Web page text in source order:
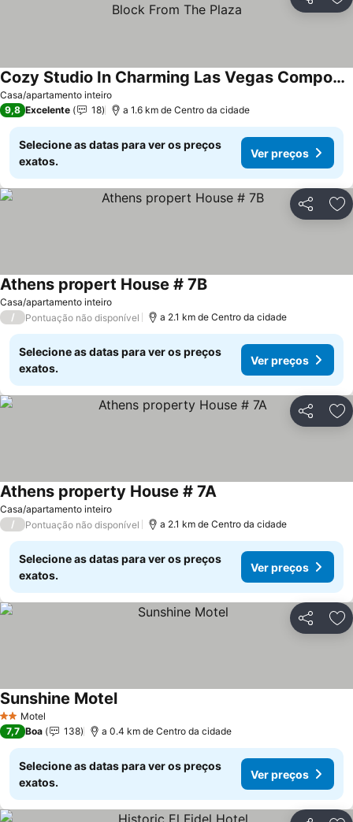
Partilhar
Casa/apartamento inteiro
Cozy Studio In Charming Las Vegas Compound Just A Block From The Plaza
Ver preços
9,8 Excelente 18 a 1.6 km de Centro da cidade
Selecione as datas para ver os preços
exatos.
Ver preços
Partilhar
Casa/apartamento inteiro
Athens propert House # 7BVer preços
/ Pontuação não disponível a 2.1 km de Centro da cidade
Selecione as datas para ver os preços
exatos.
Ver preços
Partilhar
Casa/apartamento inteiro
Athens property House # 7AVer preços
/ Pontuação não disponível a 2.1 km de Centro da cidade
Selecione as datas para ver os preços
exatos.
Ver preços
Partilhar
2 Estrelas
Motel
Sunshine MotelVer preços
7,7 Boa 138 a 0.4 km de Centro da cidade
Selecione as datas para ver os preços
exatos.
Ver preços